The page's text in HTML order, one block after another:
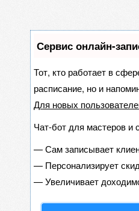
Сервис онлайн-
Тот, кто работает в
расписание, но и
Для новых
Чат-бот для мастеров и
—Сам записывает
— Персонализирует
—Увеличивает